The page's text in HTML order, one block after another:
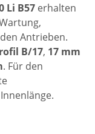
Li B57 erhalten
Antrieben.
B/17, 17 mm
. Für den